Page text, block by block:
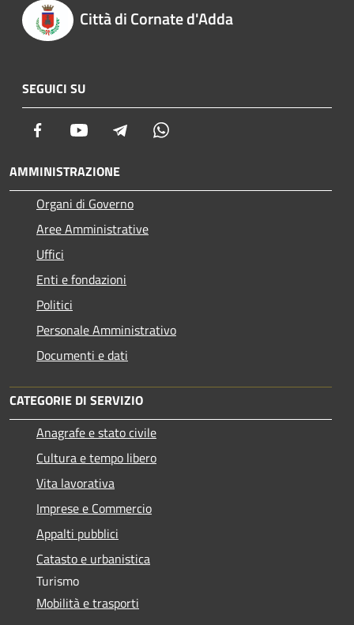
Città di Cornate d'Adda
SEGUICI SU
Facebook Youtube Telegram
AMMINISTRAZIONE
Organi di Governo
Aree Amministrative
Uffici
Enti e fondazioni
Politici
Personale Amministrativo
Documenti e dati
CATEGORIE DI SERVIZIO
Anagrafe e stato civile
Cultura e tempo libero
Vita lavorativa
Imprese e Commercio
Appalti pubblici
Catasto e urbanistica
Turismo
Mobilità e trasporti